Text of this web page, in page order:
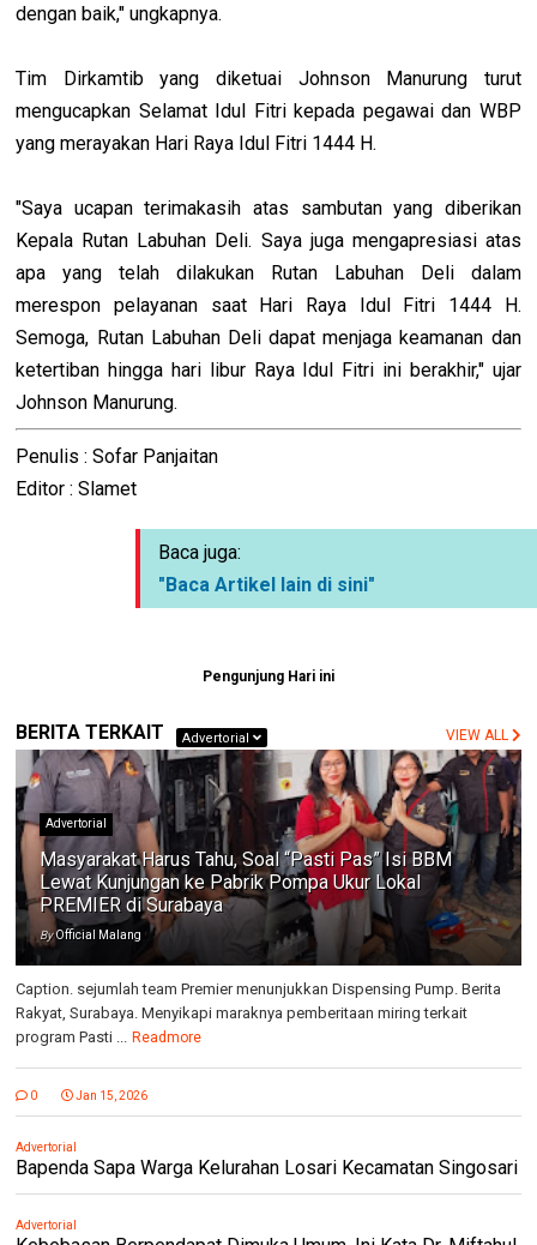
dengan baik," ungkapnya.
Tim Dirkamtib yang diketuai Johnson Manurung turut
mengucapkan Selamat Idul Fitri kepada pegawai dan WBP
yang merayakan Hari Raya Idul Fitri 1444 H.
"Saya ucapan terimakasih atas sambutan yang diberikan
Kepala Rutan Labuhan Deli. Saya juga mengapresiasi atas
apa yang telah dilakukan Rutan Labuhan Deli dalam
merespon pelayanan saat Hari Raya Idul Fitri 1444 H.
Semoga, Rutan Labuhan Deli dapat menjaga keamanan dan
ketertiban hingga hari libur Raya Idul Fitri ini berakhir," ujar
Johnson Manurung.
Penulis : Sofar Panjaitan
Editor : Slamet
Baca juga:
"Baca Artikel lain di sini"
Pengunjung Hari ini
BERITA TERKAIT Advertorial VIEW ALL
Advertorial
Masyarakat Harus Tahu, Soal “Pasti Pas” Isi BBM
Lewat Kunjungan ke Pabrik Pompa Ukur Lokal
PREMIER di Surabaya
ByOfficial Malang
Caption. sejumlah team Premier menunjukkan Dispensing Pump. Berita
Rakyat, Surabaya. Menyikapi maraknya pemberitaan miring terkait
program Pasti ...
Readmore
0 Jan 15, 2026
Advertorial
Bapenda Sapa Warga Kelurahan Losari Kecamatan Singosari
Advertorial